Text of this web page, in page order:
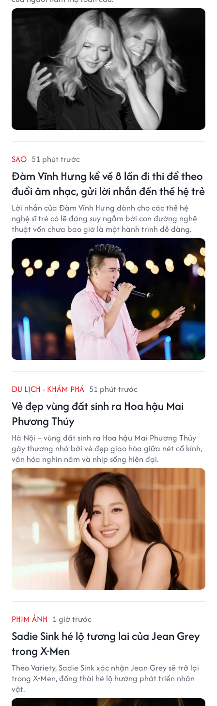
SAO 51 phút trước
Đàm Vĩnh Hưng kể về 8 lần đi thi để theo
đuổi âm nhạc, gửi lời nhắn đến thế hệ trẻ
Lời nhắn của Đàm Vĩnh Hưng dành cho các thế hệ
nghệ sĩ trẻ có lẽ đáng suy ngẫm bởi con đường nghệ
thuật vốn chưa bao giờ là một hành trình dễ dàng.
DU LỊCH - KHÁM PHÁ 51 phút trước
Vẻ đẹp vùng đất sinh ra Hoa hậu Mai
Phương Thúy
Hà Nội – vùng đất sinh ra Hoa hậu Mai Phương Thúy
gây thương nhớ bởi vẻ đẹp giao hòa giữa nét cổ kính,
văn hóa nghìn năm và nhịp sống hiện đại.
PHIM ẢNH 1 giờ trước
Sadie Sink hé lộ tương lai của Jean Grey
trong X-Men
Theo Variety, Sadie Sink xác nhận Jean Grey sẽ trở lại
trong X-Men, đồng thời hé lộ hướng phát triển nhân
vật.